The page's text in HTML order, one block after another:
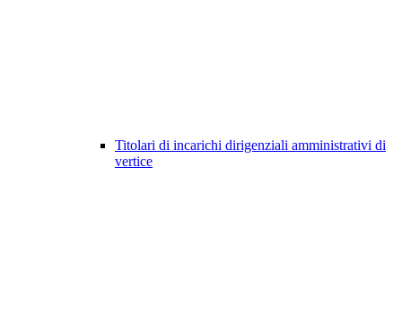
Titolari di incarichi dirigenziali amministrativi di
vertice